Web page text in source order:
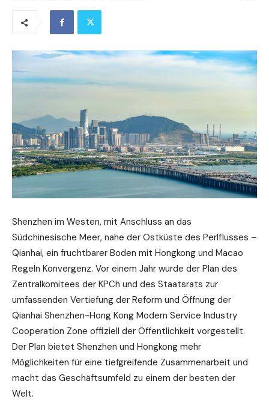
Shenzhen im Westen, mit Anschluss an das
Südchinesische Meer, nahe der Ostküste des Perlflusses –
Qianhai, ein fruchtbarer Boden mit Hongkong und Macao
Regeln Konvergenz. Vor einem Jahr wurde der Plan des
Zentralkomitees der KPCh und des Staatsrats zur
umfassenden Vertiefung der Reform und Öffnung der
Qianhai Shenzhen-Hong Kong Modern Service Industry
Cooperation Zone offiziell der Öffentlichkeit vorgestellt.
Der Plan bietet Shenzhen und Hongkong mehr
Möglichkeiten für eine tiefgreifende Zusammenarbeit und
macht das Geschäftsumfeld zu einem der besten der
Welt.